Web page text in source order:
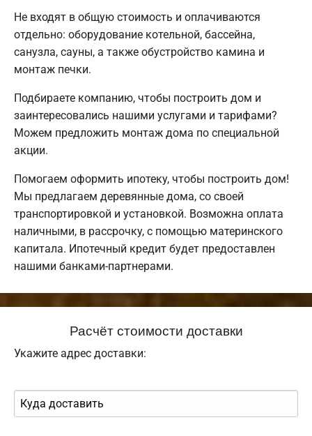
Не входят в общую стоимость и оплачиваются
отдельно: оборудование котельной, бассейна,
санузла, сауны, а также обустройство камина и
монтаж печки.
Подбираете компанию, чтобы построить дом и
заинтересовались нашими услугами и тарифами?
Можем предложить монтаж дома по специальной
акции.
Помогаем оформить ипотеку, чтобы построить дом!
Мы предлагаем деревянные дома, со своей
транспортировкой и установкой. Возможна оплата
наличными, в рассрочку, с помощью материнского
капитала. Ипотечный кредит будет предоставлен
нашими банками-партнерами.
Расчёт стоимости доставки
Укажите адрес доставки: